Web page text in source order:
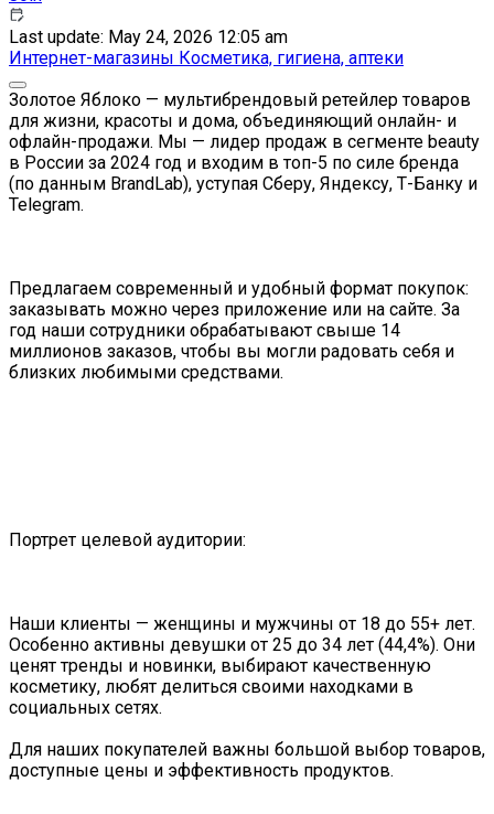
Last update: May 24, 2026 12:05 am
Интернет-магазины Косметика, гигиена, аптеки
Золотое Яблоко — мультибрендовый ретейлер товаров
для жизни, красоты и дома, объединяющий онлайн- и
офлайн-продажи. Мы — лидер продаж в сегменте beauty
в России за 2024 год и входим в топ-5 по силе бренда
(по данным BrandLab), уступая Сберу, Яндексу, Т-Банку и
Telegram.
Предлагаем современный и удобный формат покупок:
заказывать можно через приложение или на сайте. За
год наши сотрудники обрабатывают свыше 14
миллионов заказов, чтобы вы могли радовать себя и
близких любимыми средствами.
Портрет целевой аудитории:
Наши клиенты — женщины и мужчины от 18 до 55+ лет.
Особенно активны девушки от 25 до 34 лет (44,4%). Они
ценят тренды и новинки, выбирают качественную
косметику, любят делиться своими находками в
социальных сетях.
Для наших покупателей важны большой выбор товаров,
доступные цены и эффективность продуктов.